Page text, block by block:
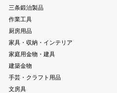
三条鍛治製品
作業工具
厨房用品
家具・収納・インテリア
家庭用金物・建具
建築金物
手芸・クラフト用品
文房具